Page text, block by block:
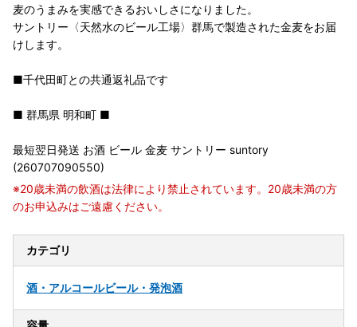
麦のうまみを実感できるおいしさになりました。
サントリー〈天然水のビール工場〉群馬で製造された金麦をお届
けします。
■千代田町との共通返礼品です
■ 群馬県 明和町 ■
最短翌日発送 お酒 ビール 金麦 サントリー suntory
(260707090550)
※20歳未満の飲酒は法律により禁止されています。20歳未満の方
のお申込みはご遠慮ください。
カテゴリ
酒・アルコールビール・発泡酒